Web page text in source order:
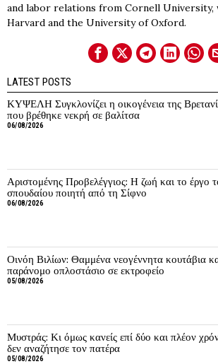
and labor relations from Cornell University,
Harvard and the University of Oxford.
LATEST POSTS
ΚΥΨΕΛΗ Συγκλονίζει η οικογένεια της
που βρέθηκε νεκρή σε βαλίτσα
06/08/2026
Αριστομένης Προβελέγγιος: Η ζωή και το έργο
σπουδαίου ποιητή από τη Σίφνο
06/08/2026
Οινόη Βιλίων: Θαμμένα νεογέννητα κουτάβια
παράνομο οπλοστάσιο σε εκτροφείο
05/08/2026
Μυστράς: Κι όμως κανείς επί δύο και πλέον
δεν αναζήτησε τον πατέρα
05/08/2026